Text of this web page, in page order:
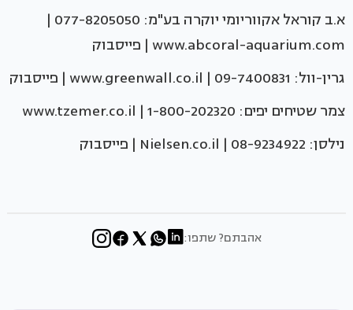
א.ב קוראל אקווריומי יוקרה בע"מ: 077-8205050 |
www.abcoral-aquarium.com | פייסבוק
גרין-וול: 09-7400831 | www.greenwall.co.il | פייסבוק
צמר שטיחים יפים: 1-800-202320 | www.tzemer.co.il
נילסן: 08-9234922 | Nielsen.co.il | פייסבוק
אהבתם? שתפו: